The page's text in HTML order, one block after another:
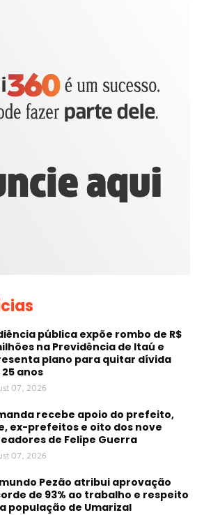
pública expõe rombo de R$
na Previdência de Itaú e
plano para quitar dívida
anos
07, 2026
recebe apoio do prefeito,
ex-prefeitos e oito dos nove
de Felipe Guerra
07, 2026
Pezão atribui aprovação
de 93% ao trabalho e respeito
população de Umarizal